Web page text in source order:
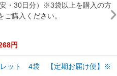
・30日分）※3袋以上を購入の方
ご購入ください。
円
レット 4袋 【定期お届け便】※